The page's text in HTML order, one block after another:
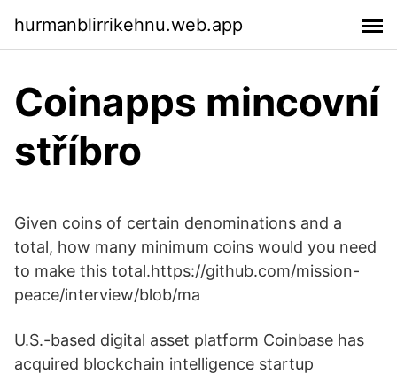
hurmanblirrikehnu.web.app
Coinapps mincovní
stříbro
Given coins of certain denominations and a
total, how many minimum coins would you need
to make this total.https://github.com/mission-
peace/interview/blob/ma
U.S.-based digital asset platform Coinbase has
acquired blockchain intelligence startup